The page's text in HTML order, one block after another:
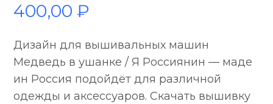
400,00₽
Дизайн для вышивальных машин
Медведь в ушанке / Я Россиянин — маде
ин Россия подойдёт для различной
одежды и аксессуаров. Скачать вышивку